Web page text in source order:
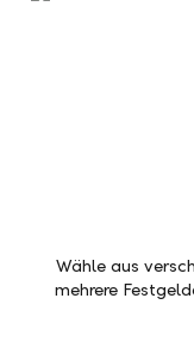
Wähle aus
mehrere